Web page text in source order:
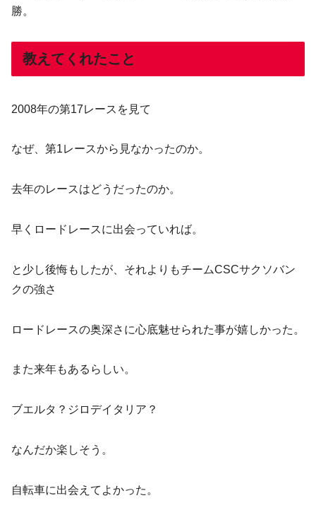
勝。
教えてくれたこと
2008年の第17レースを見て
なぜ、第1レースから見なかったのか。
去年のレースはどうだったのか。
早くロードレースに出会っていれば。
と少し後悔もしたが、それよりもチームCSCサクソバン
クの強さ
ロードレースの奥深さに心底魅せられた事が嬉しかった。
また来年もあるらしい。
ブエルタ？ジロデイタリア？
なんだか楽しそう。
自転車に出会えてよかった。